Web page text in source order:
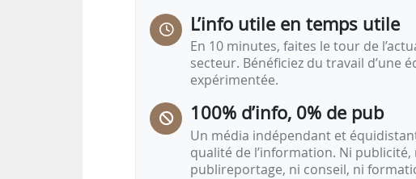
L’info utile en temps utile
En 10 minutes, faites le tour de
secteur. Bénéficiez du travail d’une
expérimentée.
100% d’info, 0% de pub
Un média indépendant et
qualité de l’information. Ni publicité,
publireportage, ni conseil, ni